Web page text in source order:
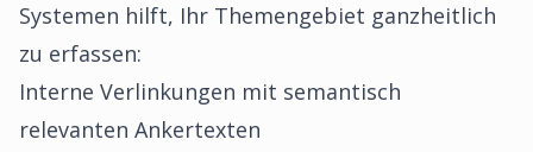
Systemen hilft, Ihr Themengebiet ganzheitlich
zu erfassen:
Interne Verlinkungen mit semantisch
relevanten Ankertexten